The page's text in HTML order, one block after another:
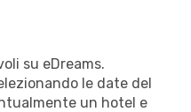
su eDreams.
le date del
un hotel e